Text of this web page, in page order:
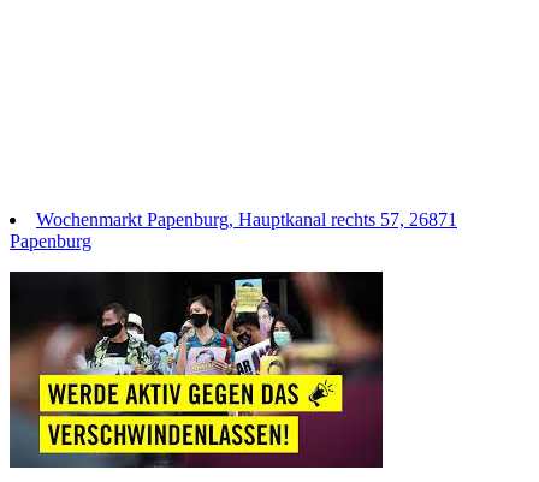
Wochenmarkt Papenburg, Hauptkanal rechts 57, 26871
Papenburg